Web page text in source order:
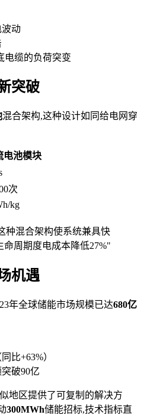
动
电缆的负荷突变
突破
混合架构,这种设计如同给电网穿
电池模块
次
kg
种混合架构使系统兼具快
周期度电成本降低27%"
机遇
年全球储能市场规模已达680亿
比+63%）
破90亿
地区提供了可复制的解决方
300MWh储能招标,技术指标直